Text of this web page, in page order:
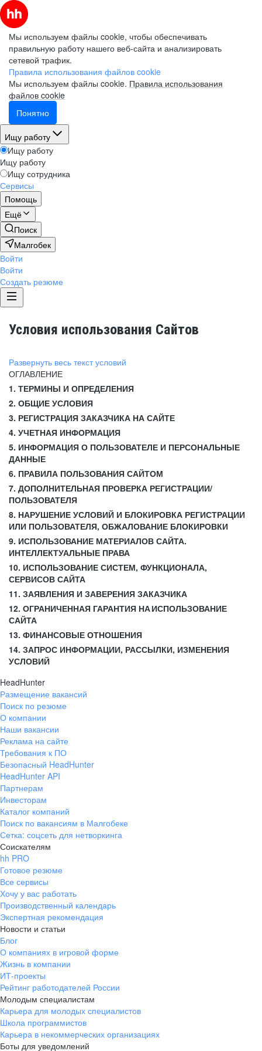
Мы используем файлы cookie, чтобы обеспечивать
правильную работу нашего веб-сайта и анализировать
сетевой трафик.
Правила использования файлов cookie
Мы используем файлы cookie. Правила использования
файлов cookie
Понятно
Ищу работу
Ищу работу
Ищу работу
Ищу сотрудника
Сервисы
Помощь
Ещё
Поиск
Малгобек
Войти
Войти
Создать резюме
Условия использования Сайтов
Развернуть весь текст условий
ОГЛАВЛЕНИЕ
1. ТЕРМИНЫ И ОПРЕДЕЛЕНИЯ
2. ОБЩИЕ УСЛОВИЯ
3. РЕГИСТРАЦИЯ ЗАКАЗЧИКА НА САЙТЕ
4. УЧЕТНАЯ ИНФОРМАЦИЯ
5. ИНФОРМАЦИЯ О ПОЛЬЗОВАТЕЛЕ И ПЕРСОНАЛЬНЫЕ
ДАННЫЕ
6. ПРАВИЛА ПОЛЬЗОВАНИЯ САЙТОМ
7. ДОПОЛНИТЕЛЬНАЯ ПРОВЕРКА РЕГИСТРАЦИИ/
ПОЛЬЗОВАТЕЛЯ
8. НАРУШЕНИЕ УСЛОВИЙ И БЛОКИРОВКА РЕГИСТРАЦИИ
ИЛИ ПОЛЬЗОВАТЕЛЯ, ОБЖАЛОВАНИЕ БЛОКИРОВКИ
9. ИСПОЛЬЗОВАНИЕ МАТЕРИАЛОВ САЙТА.
ИНТЕЛЛЕКТУАЛЬНЫЕ ПРАВА
10. ИСПОЛЬЗОВАНИЕ СИСТЕМ, ФУНКЦИОНАЛА,
СЕРВИСОВ САЙТА
11. ЗАЯВЛЕНИЯ И ЗАВЕРЕНИЯ ЗАКАЗЧИКА
12. ОГРАНИЧЕННАЯ ГАРАНТИЯ НА ИСПОЛЬЗОВАНИЕ
САЙТА
13. ФИНАНСОВЫЕ ОТНОШЕНИЯ
14. ЗАПРОС ИНФОРМАЦИИ, РАССЫЛКИ, ИЗМЕНЕНИЯ
УСЛОВИЙ
HeadHunter
Размещение вакансий
Поиск по резюме
О компании
Наши вакансии
Реклама на сайте
Требования к ПО
Безопасный HeadHunter
HeadHunter API
Партнерам
Инвесторам
Каталог компаний
Поиск по вакансиям в Малгобеке
Сетка: соцсеть для нетворкинга
Соискателям
hh PRO
Готовое резюме
Все сервисы
Хочу у вас работать
Производственный календарь
Экспертная рекомендация
Новости и статьи
Блог
О компаниях в игровой форме
Жизнь в компании
ИТ-проекты
Рейтинг работодателей России
Молодым специалистам
Карьера для молодых специалистов
Школа программистов
Карьера в некоммерческих организациях
Боты для уведомлений